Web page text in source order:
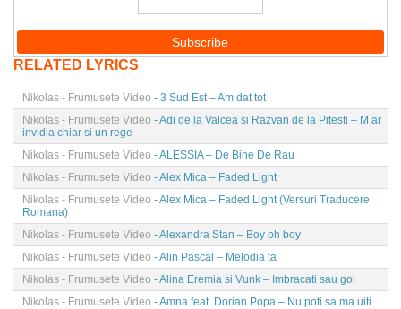
RELATED LYRICS
Nikolas - Frumusete Video - 3 Sud Est – Am dat tot
Nikolas - Frumusete Video - Adi de la Valcea si Razvan de la Pitesti – M ar
invidia chiar si un rege
Nikolas - Frumusete Video - ALESSIA – De Bine De Rau
Nikolas - Frumusete Video - Alex Mica – Faded Light
Nikolas - Frumusete Video - Alex Mica – Faded Light (Versuri Traducere
Romana)
Nikolas - Frumusete Video - Alexandra Stan – Boy oh boy
Nikolas - Frumusete Video - Alin Pascal – Melodia ta
Nikolas - Frumusete Video - Alina Eremia si Vunk – Imbracati sau goi
Nikolas - Frumusete Video - Amna feat. Dorian Popa – Nu poti sa ma uiti